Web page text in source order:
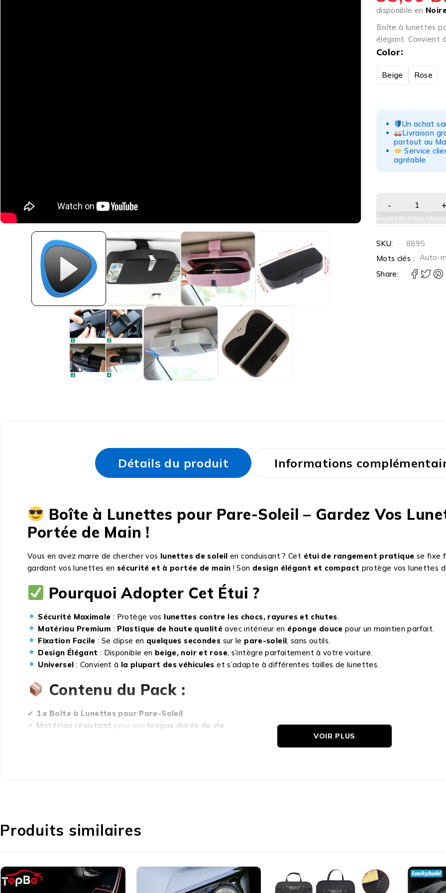
disponible en
Boîte à lunettes
élégant. Convient
Color
Beige Rose
Un achat
Livraison
partout au
Service
agréable.
Acheter
SKU:
8895
Mots clés : Auto-
Share:
Détails du produit Informations
Boîte à Lunettes pour Pare-Soleil – Gardez Vos
Portée de Main !
Vous en avez marre de chercher vos lunettes de soleil en conduisant ? Cet étui de rangement pratique se fixe
gardant vos lunettes en sécurité et à portée de main ! Son design élégant et compact protège vos lunettes
Pourquoi Adopter Cet Étui ?
Sécurité Maximale : Protège vos lunettes contre les chocs, rayures et chutes.
Matériau Premium : Plastique de haute qualité avec intérieur en éponge douce pour un maintien parfait.
Fixation Facile : Se clipse en quelques secondes sur le pare-soleil, sans outils.
Design Élégant : Disponible en beige, noir et rose, s’intègre parfaitement à votre voiture.
Universel : Convient à la plupart des véhicules et s’adapte à différentes tailles de lunettes.
Contenu du Pack :
✔ 1 x Boîte à Lunettes pour Pare-Soleil
✔ Matériau résistant pour une longue durée de vie
Un Accessoire Pratique pour une Conduite Plus
VOIR PLUS
Produits similaires